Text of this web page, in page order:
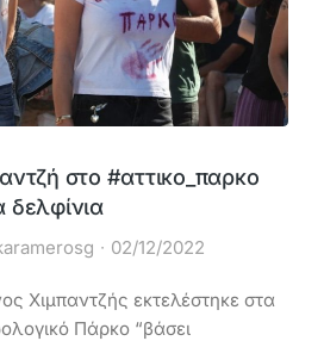
στο #αττικο_παρκο
δελφίνια
02/12/2022
Χιμπαντζής εκτελέστηκε στα
Πάρκο “βάσει